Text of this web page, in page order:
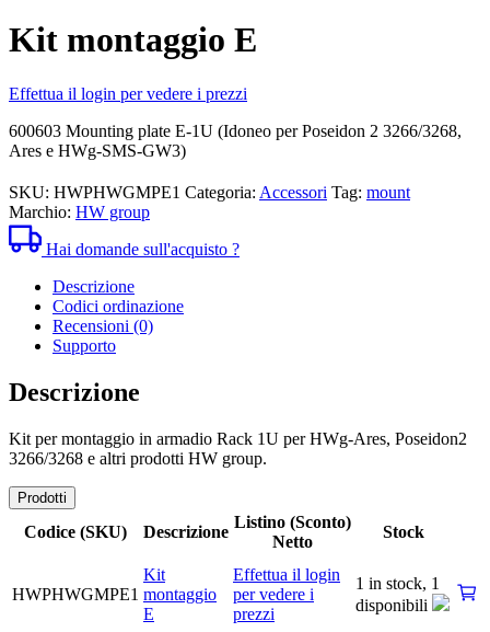
Kit montaggio E
Effettua il login per vedere i prezzi
600603 Mounting plate E-1U (Idoneo per Poseidon 2 3266/3268,
Ares e HWg-SMS-GW3)
SKU: HWPHWGMPE1 Categoria: Accessori Tag: mount
Marchio: HW group
Hai domande sull'acquisto ?
Descrizione
Codici ordinazione
Recensioni (0)
Supporto
Descrizione
Kit per montaggio in armadio Rack 1U per HWg-Ares, Poseidon2
3266/3268 e altri prodotti HW group.
Prodotti
Codice (SKU) Descrizione
Listino (Sconto)
Netto
Stock
HWPHWGMPE1
Kit
montaggio
E
Effettua il login
per vedere i
prezzi
1 in stock, 1
disponibili